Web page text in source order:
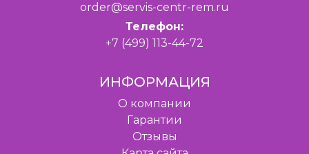
order@servis-centr-rem.ru
Телефон:
+7 (499) 113-44-72
ИНФОРМАЦИЯ
O компании
Гарантии
Отзывы